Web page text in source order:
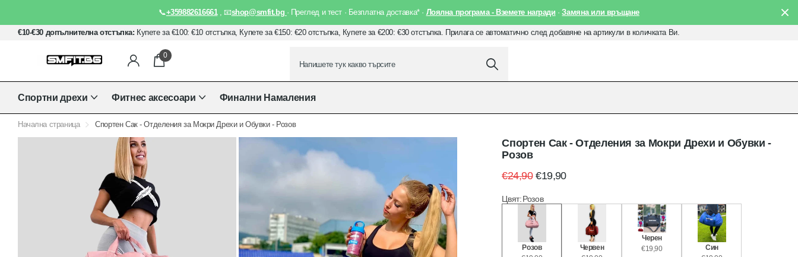
📞+359882616661 , 📧shop@smfit.bg · Преглед и тест · Безплатна доставка* · Лоялна програма - Вземете награди ·Замяна или връщане
€10-€30 допълнителна отстъпка: Купете за €100: €10 отстъпка, Купете за €150: €20 отстъпка, Купете за €200: €30 отстъпка. Прилага се автоматично след добавяне на артикули в количката Ви.
0
Спортни дрехи Фитнес аксесоари Финални Намаления
Начална страница Спортен Сак - Отделения за Мокри Дрехи и Обувки - Розов
Спортен Сак - Отделения за Мокри Дрехи и Обувки -
Розов
€24,90 €19,90
Цвят:Розов
Розов
Червен
Черен
€19,90
Син